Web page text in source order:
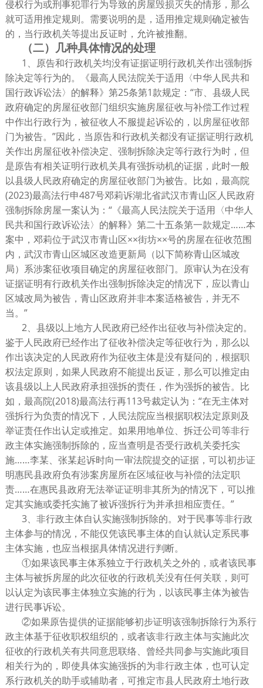
侵权行为或刑事犯罪行为导致的房屋毁损灭失的情形，那么
就可适用推定规则。需要说明的是，适用推定规则确定被告
的，当行政机关等提出反证时，允许被推翻。
（二）几种具体情况的处理
1、原告和行政机关均没有证据证明行政机关作出强制拆
除决定等行为的。《最高人民法院关于适用〈中华人民共和
国行政诉讼法〉的解释》第25条第1款规定：“市、县级人民
政府确定的房屋征收部门组织实施房屋征收与补偿工作过程
中作出行政行为，被征收人不服提起诉讼的，以房屋征收部
门为被告。”因此，当原告和行政机关都没有证据证明行政机
关作出房屋征收补偿决定、强制拆除决定等行政行为时，但
是原告有相关证明行政机关具有强拆动机的证据，此时一般
以县级人民政府确定的房屋征收部门为被告。比如，最高院
(2023)最高法行申487号邓莉诉湖北省武汉市青山区人民政府
强制拆除房屋一案认为：“《最高人民法院关于适用〈中华人
民共和国行政诉讼法〉的解释》第二十五条第一款规定……本
案中，邓莉位于武汉市青山区××街坊××号的房屋在征收范围
内，武汉市青山区城区改造更新局（以下简称青山区城改
局）系涉案征收项目确定的房屋征收部门。原审认为在没有
证据证明有行政机关作出强制拆除决定的情况下，应以青山
区城改局为被告，青山区政府并非本案适格被告，并无不
当。”
2、县级以上地方人民政府已经作出征收与补偿决定的。
鉴于人民政府已经作出了征收补偿决定等征收行为，那么以
作出该决定的人民政府作为征收主体是没有疑问的，根据职
权法定原则，如果人民政府不能提出反证，那么可以推定由
该县级以上人民政府承担强拆的责任，作为强拆的被告。比
如，最高院(2018)最高法行再113号裁定认为：“在无主体对
强拆行为负责的情况下，人民法院应当根据职权法定原则及
举证责任作出认定或推定。如果用地单位、拆迁公司等非行
政主体实施强制拆除的，应当查明是否受行政机关委托实
施……李某、张某起诉时向一审法院提交的证据，可以初步证
明惠民县政府负有涉案房屋所在区域征收与补偿的法定职
责……在惠民县政府无法举证证明非其所为的情况下，可以推
定其实施或委托实施了被诉强拆行为并承担相应责任。”
3、非行政主体自认实施强制拆除的。对于民事等非行政
主体参与的情况，不能仅凭该民事主体的自认就认定系民事
主体实施，也应当根据具体情况进行判断。
①如果该民事主体系独立于行政机关之外的，或者该民事
主体与被拆房屋的此次征收的行政机关没有任何关联，则可
以认定为该民事主体独立实施的行为，以该民事主体为被告
进行民事诉讼。
②如果原告提供的证据能够初步证明该强制拆除行为系行
政主体基于征收职权组织的，或者该非行政主体与实施此次
征收的行政机关有共同意思联络、曾经共同参与实施此项目
相关行为的，即使具体实施强拆的为非行政主体，也可认定
系行政机关的助手或辅助者，可推定市县人民政府土地行政